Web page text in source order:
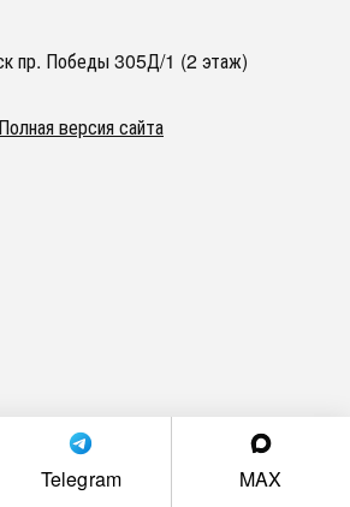
пр. Победы 305Д/1 (2 этаж)
Полная версия сайта
Telegram MAX